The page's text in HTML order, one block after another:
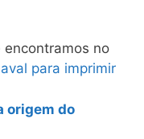
no
origem do